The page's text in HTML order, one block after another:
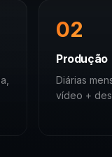
02
Produção
Diárias
vídeo +